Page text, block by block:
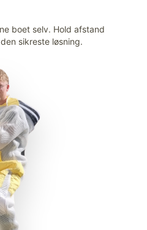
boet selv. Hold afstand
sikreste løsning.